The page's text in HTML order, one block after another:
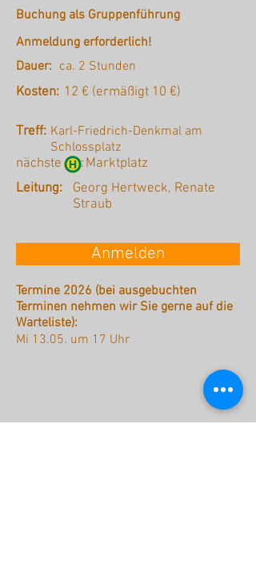
Buchung als Gruppenführung
Anmeldung erforderlich!
ca. 2 Stunden
Dauer:
Kosten: 12 € (ermäßigt 10 €)
Treff: Karl-Friedrich-Denkmal am
Schlossplatz
nächste : Marktplatz
Leitung:
Georg Hertweck, Renate
Straub
Anmelden
Termine 2026 (bei ausgebuchten
Terminen nehmen wir Sie gerne auf die
Warteliste):
Mi 13.05. um 17 Uhr